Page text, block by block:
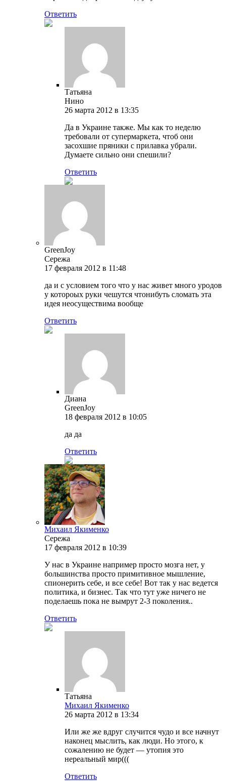
Ответить
Татьяна
Нино
26 марта 2012 в 13:35
Да в Украине также. Мы как то неделю
требовали от супермаркета, чтоб они
засохшие пряники с прилавка убрали.
Думаете сильно они спешили?
Ответить
GreenJoy
Сережа
17 февраля 2012 в 11:48
да и с условием того что у нас живет много уродов
у котороых руки чешутся чтонибуть сломать эта
идея неосуществима вообще
Ответить
Диана
GreenJoy
18 февраля 2012 в 10:05
да да
Ответить
Михаил Якименко
Сережа
17 февраля 2012 в 10:39
У нас в Украине например просто мозга нет, у
большинства просто примитивное мышление,
спионерить себе, и все себе! Вот так у нас ведется
политика, и бизнес. Так что тут уже ничего не
поделаешь пока не вымрут 2-3 поколения..
Ответить
Татьяна
Михаил Якименко
26 марта 2012 в 13:34
Или же же вдруг случится чудо и все начнут
наконец мыслить, как люди. Но этого, к
сожалению не будет — утопия это
нереальный мир(((
Ответить